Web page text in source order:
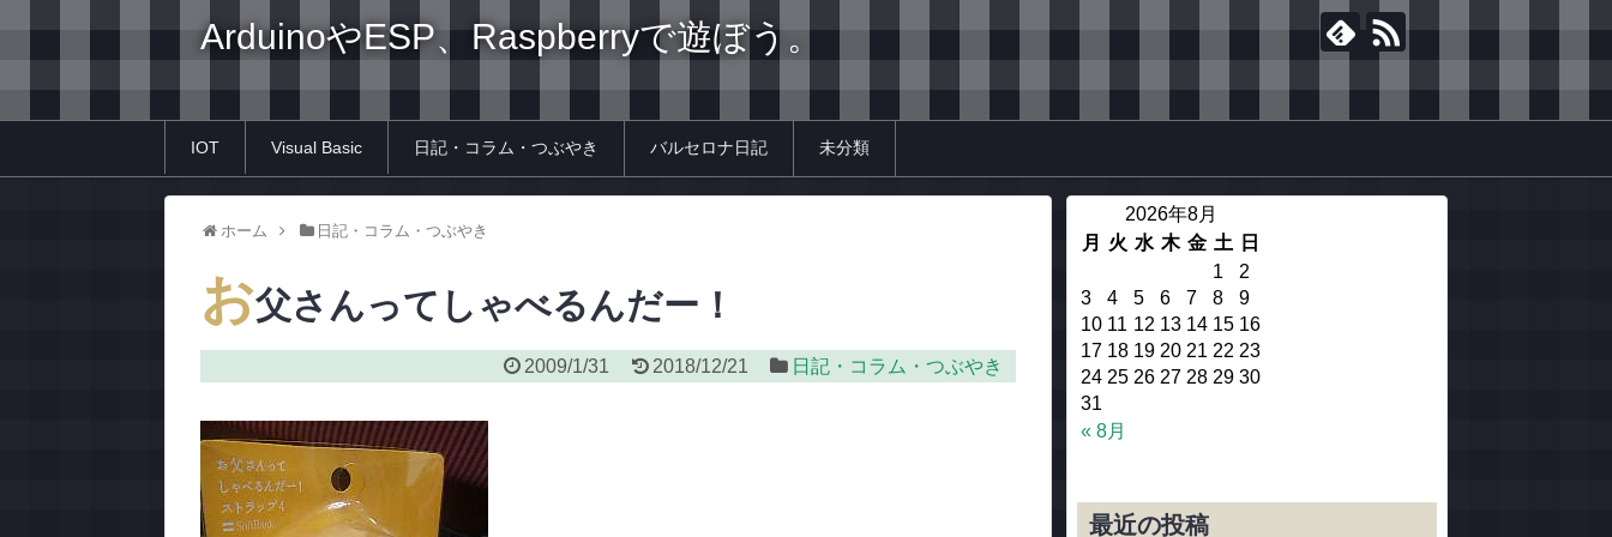
ArduinoやESP、Raspberryで遊ぼう。
IOT Visual Basic 日記・コラム・つぶやき バルセロナ日記 未分類
ホーム 日記・コラム・つぶやき
お父さんってしゃべるんだー！
2009/1/31 2018/12/21 日記・コラム・つぶやき
2026年8月
月
火 水 木 金 土 日
« 8月
1
2
3
4 5 6 7 8
9
10 11 12 13 14 15 16
17 18 19 20 21 22 23
24 25 26 27 28 29 30
31
最近の投稿